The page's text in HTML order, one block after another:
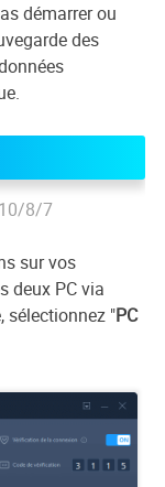
démarrer ou
des
8/7
sur vos
deux PC via
sélectionnez "PC